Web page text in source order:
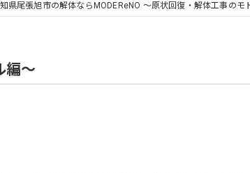
県尾張旭市の解体ならMODEReNO ～原状回復・解体工事のモ
編～